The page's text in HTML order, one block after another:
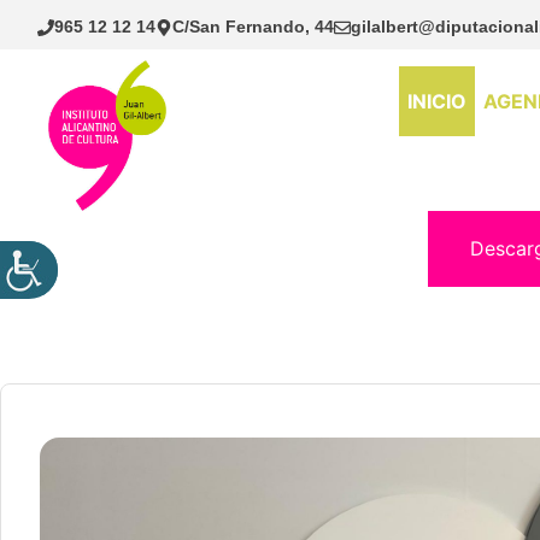
Saltar
965 12 12 14 C/San Fernando, 44
INICIO